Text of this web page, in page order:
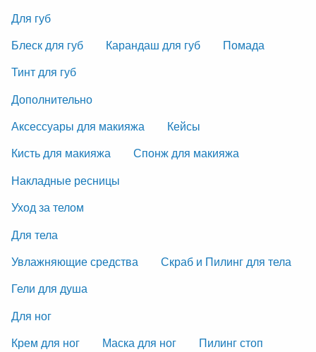
Для губ
Блеск для губ
Карандаш для губ
Помада
Тинт для губ
Дополнительно
Аксессуары для макияжа
Кейсы
Кисть для макияжа
Спонж для макияжа
Накладные ресницы
Уход за телом
Для тела
Увлажняющие средства
Скраб и Пилинг для тела
Гели для душа
Для ног
Крем для ног
Маска для ног
Пилинг стоп